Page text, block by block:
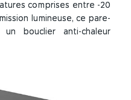
comprises entre -20
lumineuse, ce pare-
un bouclier anti-chaleur